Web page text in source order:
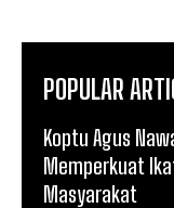
POPULAR
Koptu Agus
Memperkuat
Masyarakat